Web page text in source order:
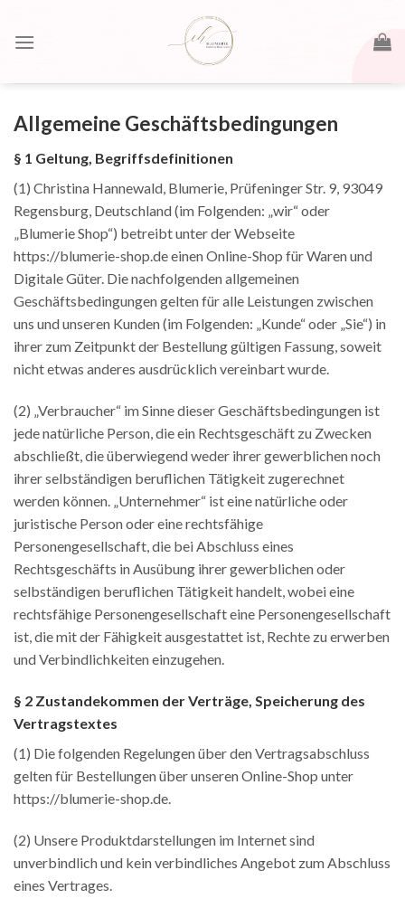
Allgemeine Geschäftsbedingungen
§ 1 Geltung, Begriffsdefinitionen
(1) Christina Hannewald, Blumerie, Prüfeninger Str. 9, 93049
Regensburg, Deutschland (im Folgenden: „wir“ oder
„Blumerie Shop“) betreibt unter der Webseite
https://blumerie-shop.de einen Online-Shop für Waren und
Digitale Güter. Die nachfolgenden allgemeinen
Geschäftsbedingungen gelten für alle Leistungen zwischen
uns und unseren Kunden (im Folgenden: „Kunde“ oder „Sie“) in
ihrer zum Zeitpunkt der Bestellung gültigen Fassung, soweit
nicht etwas anderes ausdrücklich vereinbart wurde.
(2) „Verbraucher“ im Sinne dieser Geschäftsbedingungen ist
jede natürliche Person, die ein Rechtsgeschäft zu Zwecken
abschließt, die überwiegend weder ihrer gewerblichen noch
ihrer selbständigen beruflichen Tätigkeit zugerechnet
werden können. „Unternehmer“ ist eine natürliche oder
juristische Person oder eine rechtsfähige
Personengesellschaft, die bei Abschluss eines
Rechtsgeschäfts in Ausübung ihrer gewerblichen oder
selbständigen beruflichen Tätigkeit handelt, wobei eine
rechtsfähige Personengesellschaft eine Personengesellschaft
ist, die mit der Fähigkeit ausgestattet ist, Rechte zu erwerben
und Verbindlichkeiten einzugehen.
§ 2 Zustandekommen der Verträge, Speicherung des
Vertragstextes
(1) Die folgenden Regelungen über den Vertragsabschluss
gelten für Bestellungen über unseren Online-Shop unter
https://blumerie-shop.de.
(2) Unsere Produktdarstellungen im Internet sind
unverbindlich und kein verbindliches Angebot zum Abschluss
eines Vertrages.